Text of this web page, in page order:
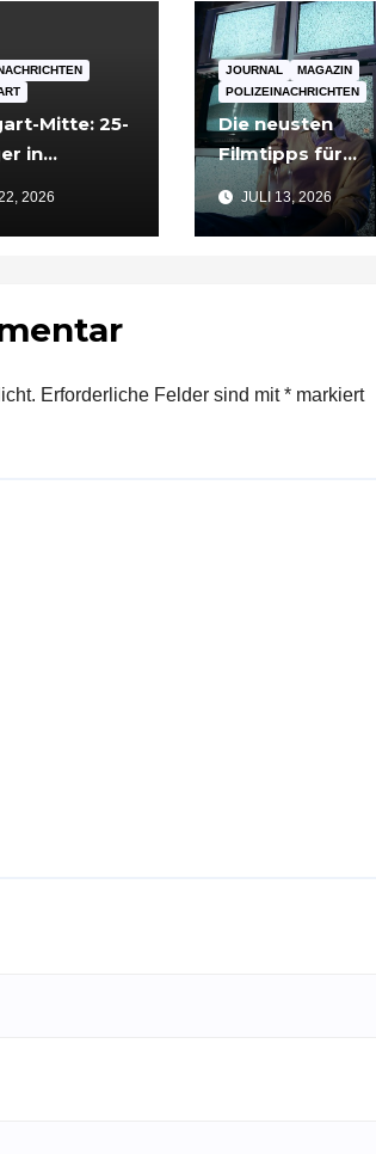
Mitte: 25-
in
2026
JOURNAL
MAGAZIN
POLIZEINACHRICHTEN
Die neusten
Filmtipps für
Sommerabende
JULI 13, 2026
Erforderliche Felder sind mit* markiert